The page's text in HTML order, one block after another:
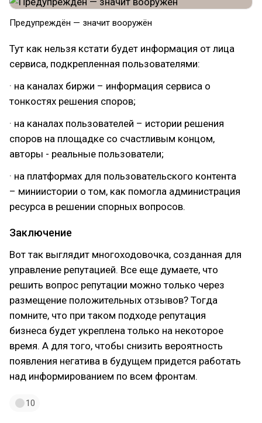
Предупреждён — значит вооружён
Тут как нельзя кстати будет информация от лица
сервиса, подкрепленная пользователями:
· на каналах биржи – информация сервиса о
тонкостях решения споров;
· на каналах пользователей – истории решения
споров на площадке со счастливым концом,
авторы - реальные пользователи;
· на платформах для пользовательского контента
– миниистории о том, как помогла администрация
ресурса в решении спорных вопросов.
Заключение
Вот так выглядит многоходовочка, созданная для
управление репутацией. Все еще думаете, что
решить вопрос репутации можно только через
размещение положительных отзывов? Тогда
помните, что при таком подходе репутация
бизнеса будет укреплена только на некоторое
время. А для того, чтобы снизить вероятность
появления негатива в будущем придется работать
над информированием по всем фронтам.
10